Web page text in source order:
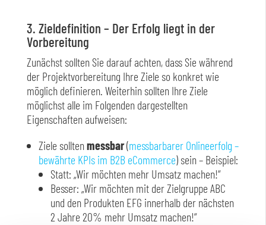
3. Zieldefinition – Der Erfolg liegt in der
Vorbereitung
Zunächst sollten Sie darauf achten, dass Sie während
der Projektvorbereitung Ihre Ziele so konkret wie
möglich definieren. Weiterhin sollten Ihre Ziele
möglichst alle im Folgenden dargestellten
Eigenschaften aufweisen:
Ziele solltenmessbar(messbarbarer Onlineerfolg –
bewährte KPIs im B2B eCommerce) sein – Beispiel:
Statt: „Wir möchten mehr Umsatz machen!“
Besser: „Wir möchten mit der Zielgruppe ABC
und den Produkten EFG innerhalb der nächsten
2 Jahre 20% mehr Umsatz machen!“